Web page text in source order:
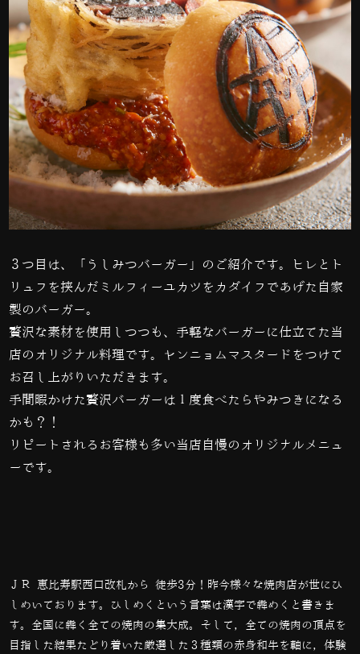
３つ目は、「うしみつバーガー」のご紹介です。ヒレとト
リュフを挟んだミルフィーユカツをカダイフであげた自家
製のバーガー。
贅沢な素材を使用しつつも、手軽なバーガーに仕立てた当
店のオリジナル料理です。
ヤンニョムマスタードをつけて
お召し上がりいただきます。
手間暇かけた贅沢バーガーは１度食べたらやみつきになる
かも？！
リピートされるお客様も多い当店自慢のオリジナルメニュ
ーです。
ＪＲ 恵比寿駅西口改札から 徒歩3分！昨今様々な焼肉店が世にひ
しめいております。ひしめくという言葉は漢字で犇めくと書きま
す。全国に犇く全ての焼肉の集大成。そして，全ての焼肉の頂点を
目指した結果たどり着いた厳選した３種類の赤身和牛を軸に，体験